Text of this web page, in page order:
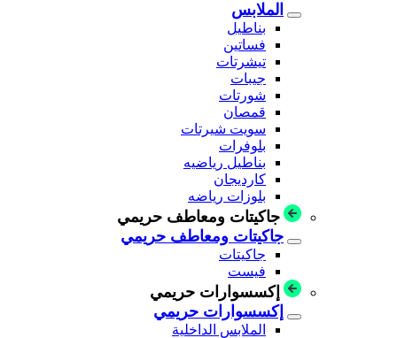
الملابس
بناطيل
فساتين
تيشرتات
جيبات
شورتات
قمصان
سويت شيرتات
بلوفرات
بناطيل رياضيه
كارديجان
بلوزات رياضه
جاكيتات ومعاطف حريمي
جاكيتات ومعاطف حريمي
جاكيتات
فيست
إكسسوارات حريمي
إكسسوارات حريمي
الملابس الداخلية